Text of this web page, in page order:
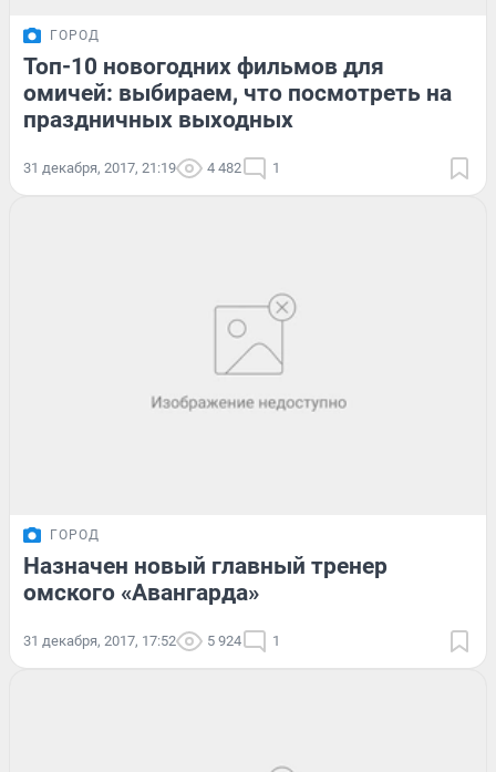
ГОРОД
Топ-10 новогодних фильмов для
омичей: выбираем, что посмотреть на
праздничных выходных
31 декабря, 2017, 21:19 4 482 1
ГОРОД
Назначен новый главный тренер
омского «Авангарда»
31 декабря, 2017, 17:52 5 924 1